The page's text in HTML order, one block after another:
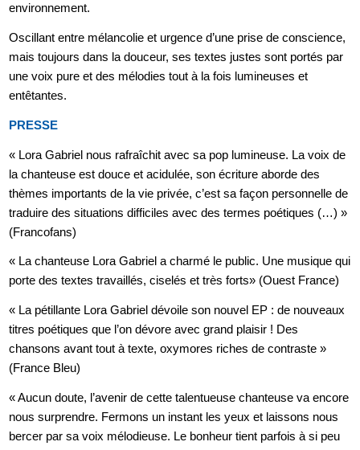
environnement.
Oscillant entre mélancolie et urgence d’une prise de conscience,
mais toujours dans la douceur, ses textes justes sont portés par
une voix pure et des mélodies tout à la fois lumineuses et
entêtantes.
PRESSE
« Lora Gabriel nous rafraîchit avec sa pop lumineuse. La voix de
lachanteuse est douce etacidulée, son écriture abordedes
thèmes importants de lavie privée, c’est sa façon personnelle de
traduire dessituations difficiles avec destermes poétiques (…) »
(Francofans)
« La chanteuse Lora Gabriel acharmé le public. Une musiquequi
porte des textes travaillés,ciselés et très forts» (Ouest France)
« La pétillante Lora Gabrieldévoile son nouvel EP : de nouveaux
titres poétiques que l’on dévore avec grand plaisir ! Des
chansons avant tout àtexte, oxymores riches decontraste »
(France Bleu)
« Aucun doute, l’avenir de cettetalentueuse chanteuse va encore
nous surprendre. Fermons un instant les yeux et laissons nous
bercer par sa voix mélodieuse. Le bonheur tient parfois à si peu